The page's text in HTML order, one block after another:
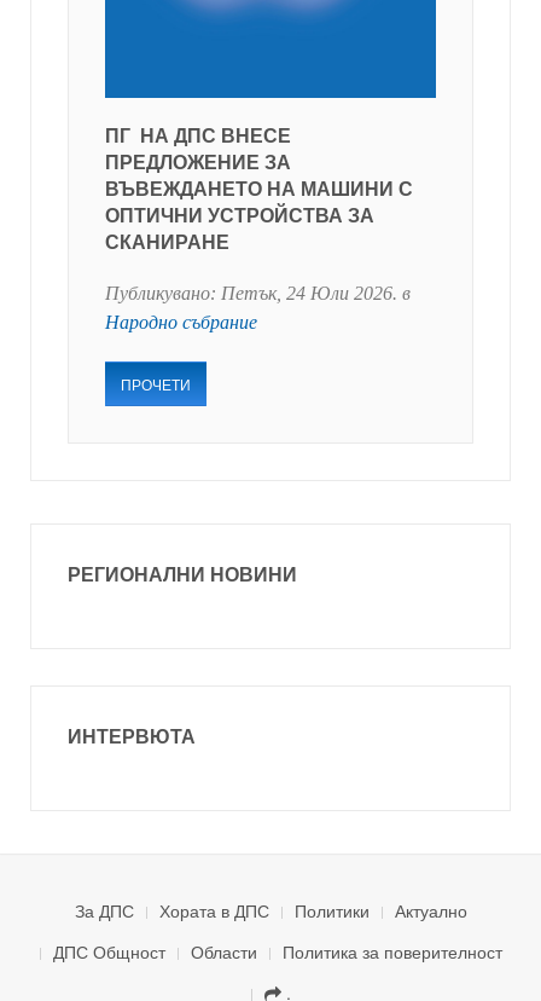
ПГ НА ДПС ВНЕСЕ
ПРЕДЛОЖЕНИЕ ЗА
ВЪВЕЖДАНЕТО НА МАШИНИ С
ОПТИЧНИ УСТРОЙСТВА ЗА
СКАНИРАНЕ
Публикувано: Петък, 24 Юли 2026. в
Народно събрание
ПРОЧЕТИ
РЕГИОНАЛНИ НОВИНИ
ИНТЕРВЮТА
За ДПС Хората в ДПС Политики
Актуално
ДПС Общност
Области
Политика за поверителност
.